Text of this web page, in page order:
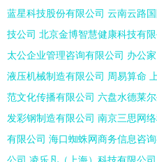
蓝星科技股份有限公司 云南云路
技公司 北京金博智慧健康科技有限
太公企业管理咨询有限公司 办公
液压机械制造有限公司 周易算命
范文化传播有限公司 六盘水德莱
发彩钢制造有限公司 南京三思网
有限公司 海口蜘蛛网商务信息咨